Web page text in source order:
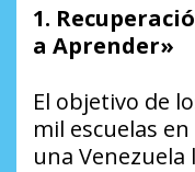
1.
a Aprender»
El objetivo de
mil escuelas
una Venezuela